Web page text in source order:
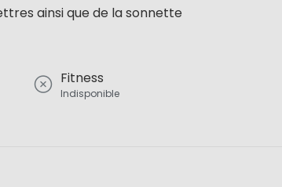
ainsi que de la sonnette
Fitness
Indisponible